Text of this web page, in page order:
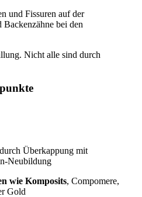
und Fissuren auf der
Backenzähne bei den
Nicht alle sind durch
Überkappung mit
Neubildung
wie Komposits, Compomere,
Gold